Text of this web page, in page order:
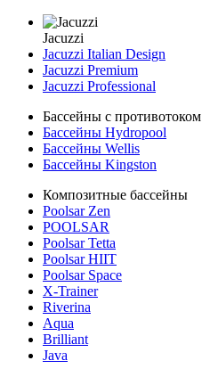
Jacuzzi
Jacuzzi Italian Design
Jacuzzi Premium
Jacuzzi Professional
Бассейны с противотоком
Бассейны Hydropool
Бассейны Wellis
Бассейны Kingston
Композитные бассейны
Poolsar Zen
POOLSAR
Poolsar Tetta
Poolsar HIIT
Poolsar Space
X-Trainer
Riverina
Aqua
Brilliant
Java